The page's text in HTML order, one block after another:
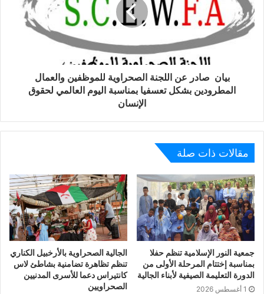
بيان صادر عن اللجنة الصحراوية للموظفين والعمال
المطرودين بشكل تعسفيا بمناسبة اليوم العالمي لحقوق
الإنسان
مقالات ذات صلة
جمعية النور الإسلامية تنظم حفلا
بمناسبة إختتام المرحلة الأولى من
الدورة التعليمة الصيفية لأبناء الجالية
1 أغسطس 2026
الجالية الصحراوية بالأرخبيل الكناري
تنظم تظاهرة تضامنية بشاطئ لاس
كانتيراس دعما للأسرى المدنيين
الصحراويين